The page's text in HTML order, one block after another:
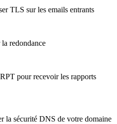
TLS sur les emails entrants
redondance
pour recevoir les rapports
la sécurité DNS de votre domaine